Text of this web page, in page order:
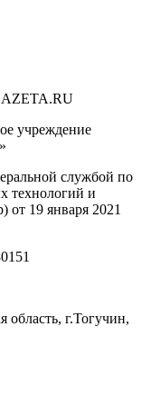
учреждение
службой по
технологий и
от 19 января 2021
область, г.Тогучин,